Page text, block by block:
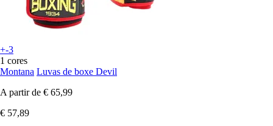
+-3
1 cores
Montana Luvas de boxe Devil
A partir de € 65,99
€ 57,89